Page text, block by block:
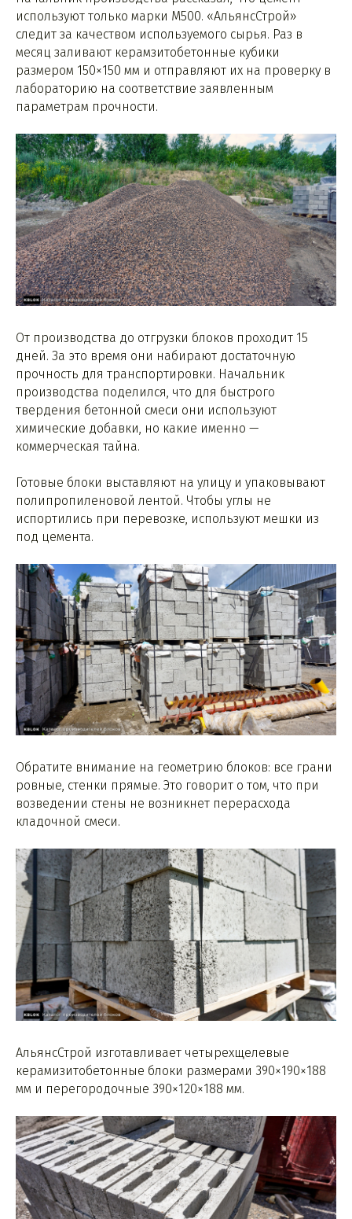
используют только марки М500. «АльянсСтрой»
следит за качеством используемого сырья. Раз в
месяц заливают керамзитобетонные кубики
размером 150×150 мм и отправляют их на проверку в
лабораторию на соответствие заявленным
параметрам прочности.
От производства до отгрузки блоков проходит 15
дней. За это время они набирают достаточную
прочность для транспортировки. Начальник
производства поделился, что для быстрого
твердения бетонной смеси они используют
химические добавки, но какие именно —
коммерческая тайна.
Готовые блоки выставляют на улицу и упаковывают
полипропиленовой лентой. Чтобы углы не
испортились при перевозке, используют мешки из
под цемента.
Обратите внимание на геометрию блоков: все грани
ровные, стенки прямые. Это говорит о том, что при
возведении стены не возникнет перерасхода
кладочной смеси.
АльянсСтрой изготавливает четырехщелевые
керамизитобетонные блоки размерами 390×190×188
мм и перегородочные 390×120×188 мм.